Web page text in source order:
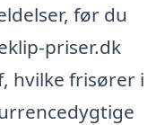
før du
priser.dk
hvilke frisører i